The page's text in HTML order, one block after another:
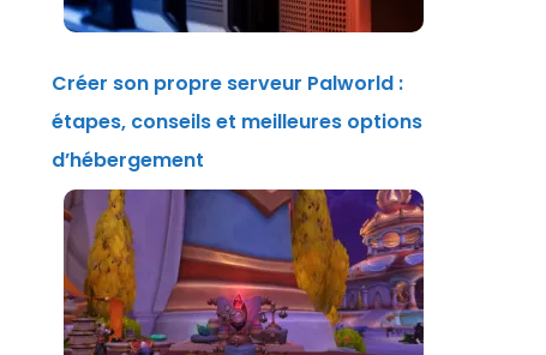
Créer son propre serveur Palworld :
étapes, conseils et meilleures options
d’hébergement